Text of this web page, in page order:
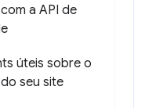
a API de
úteis sobre o
seu site